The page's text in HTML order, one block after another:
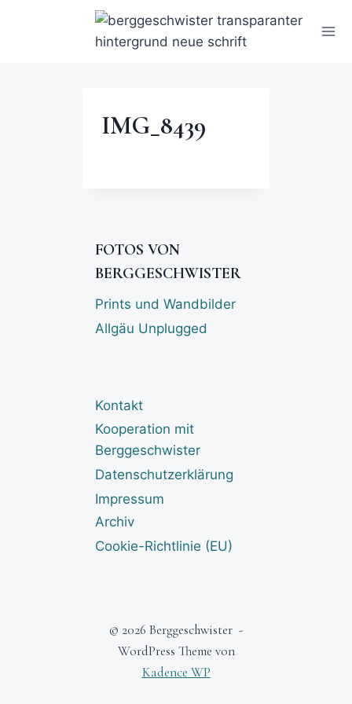
IMG_8439
FOTOS VON
BERGGESCHWISTER
Prints und Wandbilder
Allgäu Unplugged
Kontakt
Kooperation mit
Berggeschwister
Datenschutzerklärung
Impressum
Archiv
Cookie-Richtlinie (EU)
© 2026 Berggeschwister -
WordPress Theme von
Kadence WP